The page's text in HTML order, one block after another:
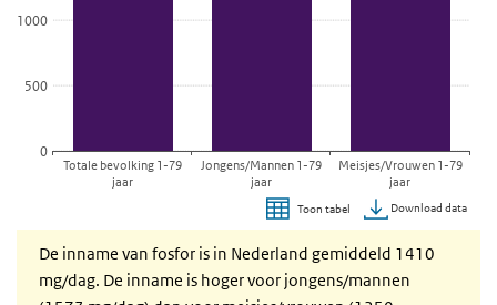
0
500
1000
Totale bevolking 1-79
jaar
Jongens/Mannen 1-79
jaar
Meisjes/Vrouwen 1-79
jaar
Toon tabel Download data
De inname van fosfor is in Nederland gemiddeld 1410
mg/dag. De inname is hoger voor jongens/mannen